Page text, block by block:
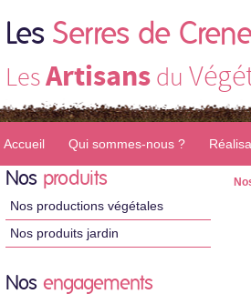
Les Serres de
LesArtisans du
Accueil Qui sommes-nous ?
Nos produits
Nos productions végétales
Nos produits jardin
Nos engagements